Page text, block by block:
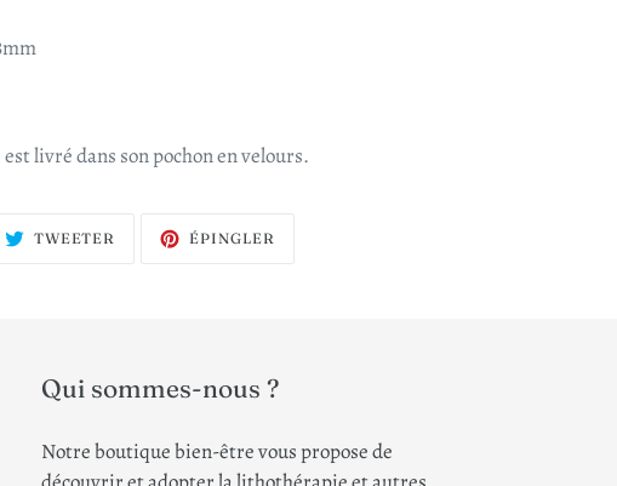
livré dans son pochon en velours.
TWEETER TWEETERÉPINGLER
Qui sommes-nous ?
Notre boutique bien-être vous propose de